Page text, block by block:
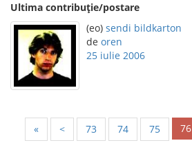
Ultima contribuție/postare
(eo) sendi bildkarton
de oren
25 iulie 2006
« < 73 74 75 76